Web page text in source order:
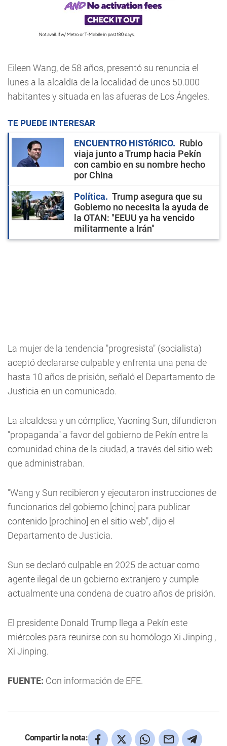
Eileen Wang, de 58 años, presentó su renuncia el
lunes a la alcaldía de la localidad de unos 50.000
habitantes y situada en las afueras de Los Ángeles.
TE PUEDE INTERESAR
ENCUENTRO HISTóRICO
Rubio
viaja junto a Trump hacia Pekín
con cambio en su nombre hecho
por China
Política
Trump asegura que su
Gobierno no necesita la ayuda de
la OTAN: "EEUU ya ha vencido
militarmente a Irán"
La mujer de la tendencia "progresista" (socialista)
aceptó declararse culpable y enfrenta una pena de
hasta 10 años de prisión, señaló el Departamento de
Justicia en un comunicado.
La alcaldesa y un cómplice, Yaoning Sun, difundieron
"propaganda" a favor del gobierno de Pekín entre la
comunidad china de la ciudad, a través del sitio web
que administraban.
"Wang y Sun recibieron y ejecutaron instrucciones de
funcionarios del gobierno [chino] para publicar
contenido [prochino] en el sitio web", dijo el
Departamento de Justicia.
Sun se declaró culpable en 2025 de actuar como
agente ilegal de un gobierno extranjero y cumple
actualmente una condena de cuatro años de prisión.
El presidente Donald Trump llega a Pekín este
miércoles para reunirse con su homólogo Xi Jinping ,
Xi Jinping.
FUENTE: Con información de EFE.
Compartir la nota: